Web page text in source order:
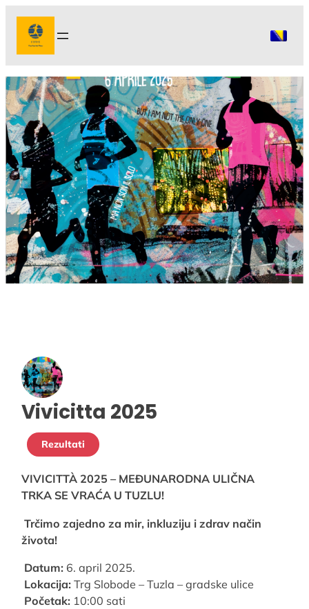
Idi
sadržaj
Vivicitta 2025
Rezultati
VIVICITTÀ 2025 – MEĐUNARODNA ULIČNA
TRKA SE VRAĆA U TUZLU!
Trčimo zajedno za mir, inkluziju i zdrav način
života!
Datum: 6. april 2025.
Lokacija: Trg Slobode – Tuzla – gradske ulice
Početak: 10:00 sati